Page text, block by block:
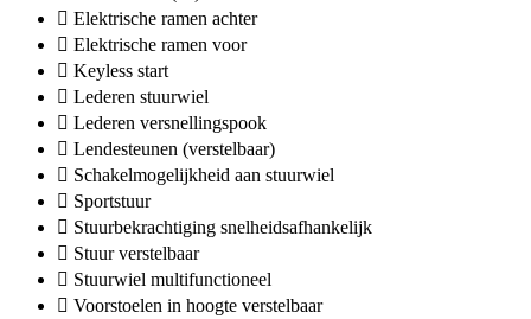
Elektrische ramen achter
Elektrische ramen voor
Keyless start
Lederen stuurwiel
Lederen versnellingspook
Lendesteunen (verstelbaar)
Schakelmogelijkheid aan stuurwiel
Sportstuur
Stuurbekrachtiging snelheidsafhankelijk
Stuur verstelbaar
Stuurwiel multifunctioneel
Voorstoelen in hoogte verstelbaar